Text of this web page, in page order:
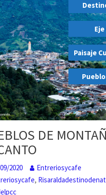
Paisaje
DE
2020
Entreriosycafe
,